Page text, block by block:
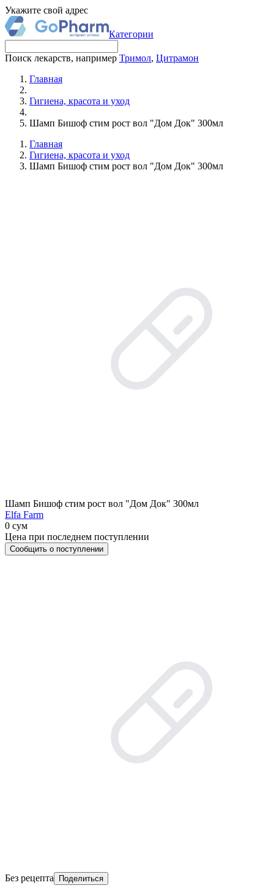
Укажите свой адрес
Категории
Поиск лекарств, например Тримол, Цитрамон
Главная
Гигиена, красота и уход
Шамп Бишоф стим рост вол "Дом Док" 300мл
Главная
Гигиена, красота и уход
Шамп Бишоф стим рост вол "Дом Док" 300мл
Шамп Бишоф стим рост вол "Дом Док" 300мл
Elfa Farm
0 сум
Цена при последнем поступлении
Сообщить о поступлении
Без рецепта Поделиться